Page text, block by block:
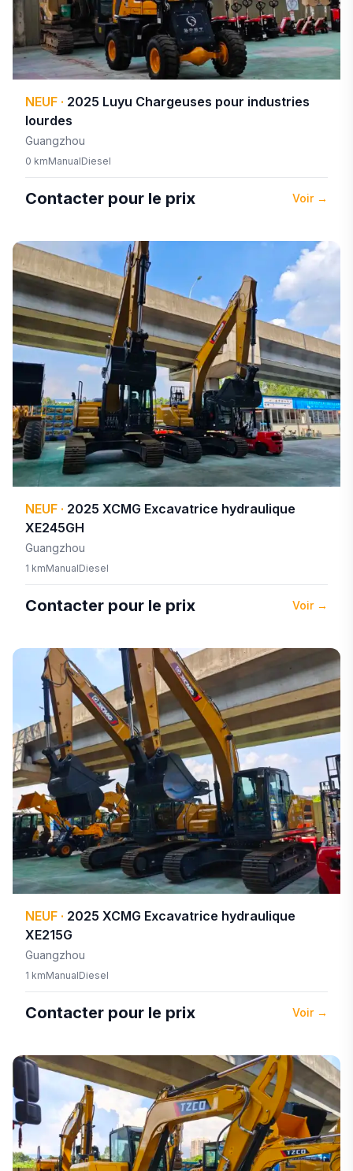
NEUF · 2025 Luyu Chargeuses pour industries
lourdes
Guangzhou
0 kmManualDiesel
Contacter pour le prix Voir→
NEUF · 2025 XCMG Excavatrice hydraulique
XE245GH
Guangzhou
1 kmManualDiesel
Contacter pour le prix Voir→
NEUF · 2025 XCMG Excavatrice hydraulique
XE215G
Guangzhou
1 kmManualDiesel
Contacter pour le prix Voir→